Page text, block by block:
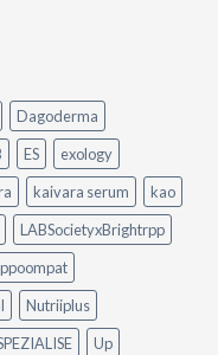
Dagoderma
ES
exology
kaivara serum
kao
LABSocietyxBrightrpp
Nutriiplus
Up